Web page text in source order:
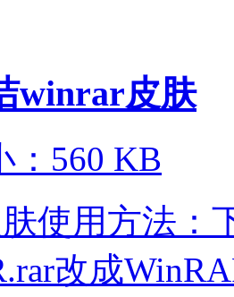
winrar皮肤
：560 KB
使用方法：
改成